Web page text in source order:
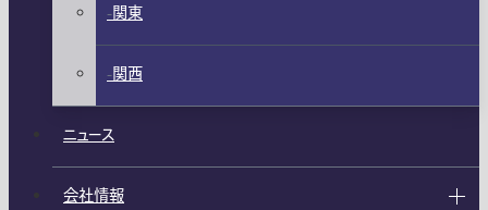
関東
関西
ニュース
会社情報